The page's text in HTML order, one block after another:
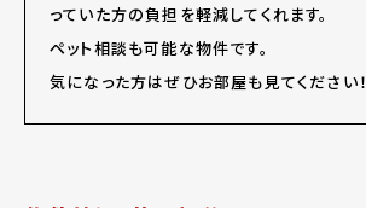
っていた方の負担を軽減してくれます。
ペット相談も可能な物件です。
気になった方はぜひお部屋も見てください！